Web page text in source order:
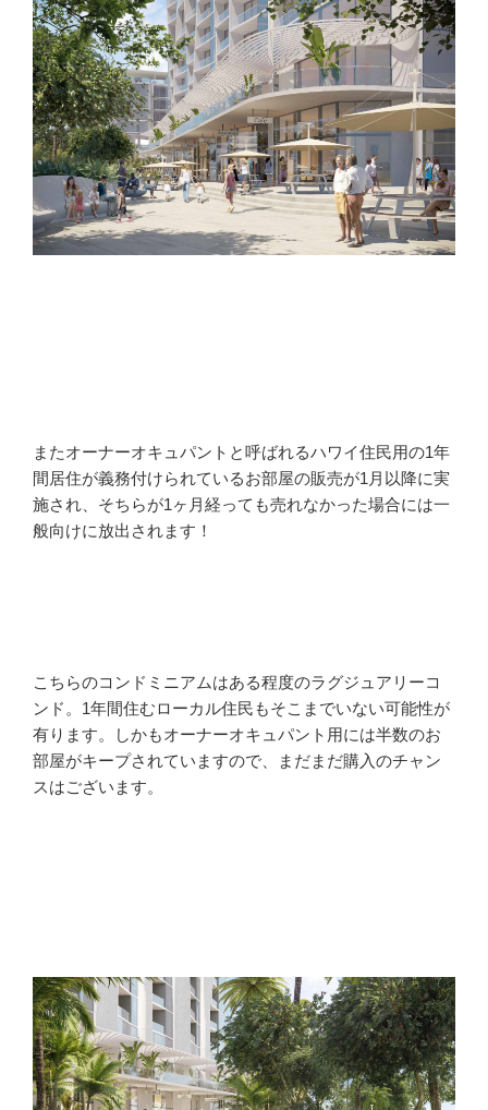
またオーナーオキュパントと呼ばれるハワイ住民用の1年
間居住が義務付けられているお部屋の販売が1月以降に実
施され、そちらが1ヶ月経っても売れなかった場合には一
般向けに放出されます！
こちらのコンドミニアムはある程度のラグジュアリーコ
ンド。1年間住むローカル住民もそこまでいない可能性が
有ります。しかもオーナーオキュパント用には半数のお
部屋がキープされていますので、まだまだ購入のチャン
スはございます。